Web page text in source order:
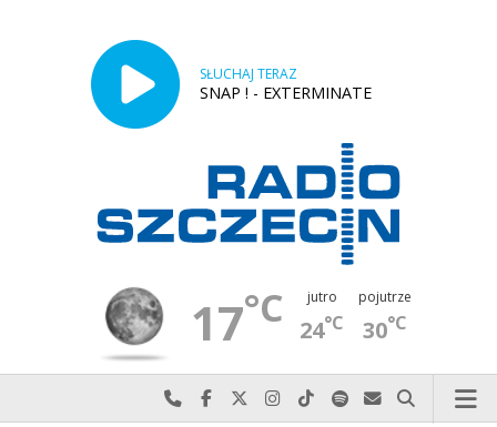
SŁUCHAJ TERAZ
SNAP ! - EXTERMINATE
17°C jutro
24°C
pojutrze
30°C
Najlepiej po prostu do nas zadzwoń
Odwiedź nas na Facebook-u
Odwiedź nas na X
Odwiedź nas na Instagram-ie
Odwiedź nas na TikTok-u
Szukaj nas na Spotify
Wyślij do nas
Szukaj